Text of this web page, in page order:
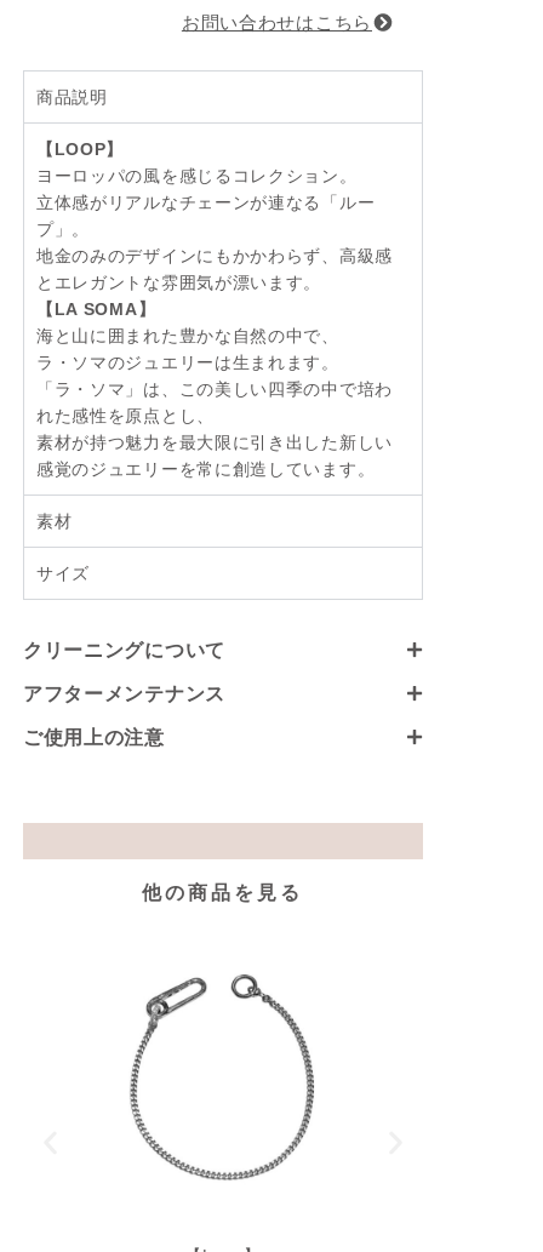
お問い合わせはこちら
商品説明
【LOOP】
ヨーロッパの風を感じるコレクション。
立体感がリアルなチェーンが連なる「ルー
プ」。
地金のみのデザインにもかかわらず、高級感
とエレガントな雰囲気が漂います。
【LA SOMA】
海と山に囲まれた豊かな自然の中で、
ラ・ソマのジュエリーは生まれます。
「ラ・ソマ」は、この美しい四季の中で培わ
れた感性を原点とし、
素材が持つ魅力を最大限に引き出した新しい
感覚のジュエリーを常に創造しています。
素材
サイズ
クリーニングについて
アフターメンテナンス
ご使用上の注意
他の商品を見る